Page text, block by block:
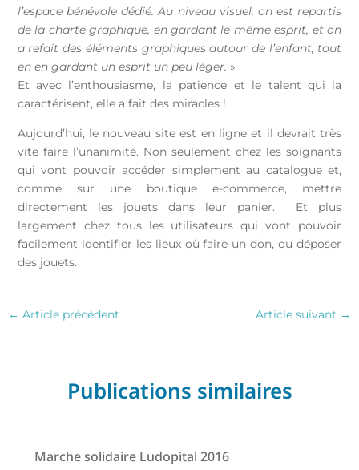
l’espace bénévole dédié. Au niveau visuel, on est repartis
de la charte graphique, en gardant le même esprit, et on
a refait des éléments graphiques autour de l’enfant, tout
en en gardant un esprit un peu léger. »
Et avec l’enthousiasme, la patience et le talent qui la
caractérisent, elle a fait des miracles !
Aujourd’hui, le nouveau site est en ligne et il devrait très
vite faire l’unanimité. Non seulement chez les soignants
qui vont pouvoir accéder simplement au catalogue et,
comme sur une boutique e-commerce, mettre
directement les jouets dans leur panier. Et plus
largement chez tous les utilisateurs qui vont pouvoir
facilement identifier les lieux où faire un don, ou déposer
des jouets.
← Article précédent Article suivant →
Publications similaires
Marche solidaire Ludopital 2016